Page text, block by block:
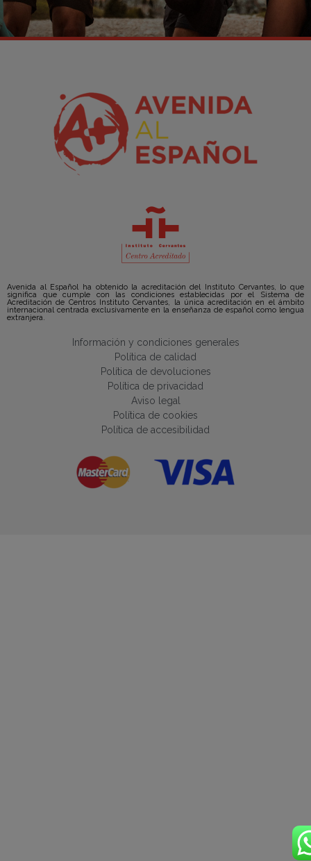
Avenida al Español ha obtenido la acreditación del Instituto Cervantes, lo que
significa que cumple con las condiciones establecidas por el Sistema de
Acreditación de Centros Instituto Cervantes, la única acreditación en el ámbito
internacional centrada exclusivamente en la enseñanza de español como lengua
extranjera.
Información y condiciones generales
Política de calidad
Política de devoluciones
Política de privacidad
Aviso legal
Política de cookies
Política de accesibilidad